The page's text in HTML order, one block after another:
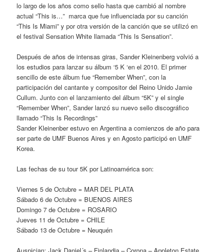
lo largo de los años como sello hasta que cambió al nombre
actual “This is…” marca que fue influenciada por su canción
“This Is Miami” y por otra versión de la canción que se utilizó en
el festival Sensation White llamada “This Is Sensation”.
Después de años de intensas giras, Sander Kleinenberg volvió a
los estudios para lanzar su álbum ‘5 K ‘en el 2010. El primer
sencillo de este álbum fue “Remember When”, con la
participación del cantante y compositor del Reino Unido Jamie
Cullum. Junto con el lanzamiento del álbum “5K” y el single
“Remember When”, Sander lanzó su nuevo sello discográfico
llamado “This Is Recordings”
Sander Kleinenber estuvo en Argentina a comienzos de año para
ser parte de UMF Buenos Aires y en Agosto participó en UMF
Korea.
Las fechas de su tour 5K por Latinoamérica son:
Viernes 5 de Octubre = MAR DEL PLATA
Sábado 6 de Octubre = BUENOS AIRES
Domingo 7 de Octubre = ROSARIO
Jueves 11 de Octubre = CHILE
Sábado 13 de Octubre = Neuquén